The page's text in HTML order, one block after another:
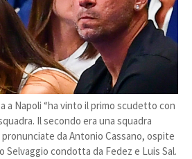
a Napoli “ha vinto il primo scudetto con
Il secondo era una squadra
da Antonio Cassano, ospite
Selvaggio condotta da Fedez e Luis Sal.